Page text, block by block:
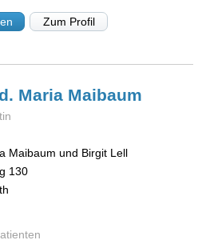
Zum Profil
Maria Maibaum
Maibaum und Birgit Lell
130